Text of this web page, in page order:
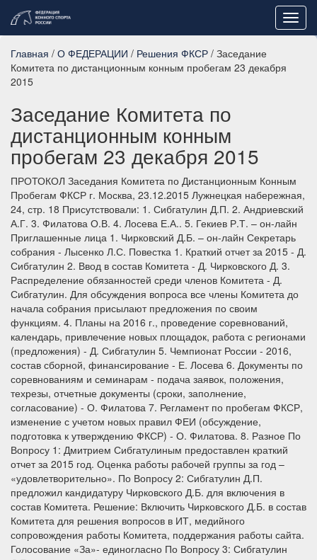
Главная / О ФЕДЕРАЦИИ / Решения ФКСР / Заседание
Комитета по дистанционным конным пробегам 23 декабря
2015
Заседание Комитета по
дистанционным конным
пробегам 23 декабря 2015
ПРОТОКОЛ Заседания Комитета по Дистанционным Конным
Пробегам ФКСР г. Москва, 23.12.2015 Лужнецкая набережная,
24, стр. 18 Присутствовали: 1. Сибгатулин Д.П. 2. Андриевский
А.Г. 3. Филатова О.В. 4. Лосева Е.А.. 5. Гекиев Р.Т. – он-лайн
Приглашенные лица 1. Чирковский Д.Б. – он-лайн Секретарь
собрания - Лысенко Л.С. Повестка 1. Краткий отчет за 2015 - Д.
Сибгатулин 2. Ввод в состав Комитета - Д. Чирковского Д. 3.
Распределение обязанностей среди членов Комитета - Д.
Сибгатулин. Для обсуждения вопроса все члены Комитета до
начала собрания присылают предложения по своим
функциям. 4. Планы на 2016 г., проведение соревнований,
календарь, привлечение новых площадок, работа с регионами
(предложения) - Д. Сибгатулин 5. Чемпионат России - 2016,
состав сборной, финансирование - Е. Лосева 6. Документы по
соревнованиям и семинарам - подача заявок, положения,
техрезы, отчетные документы (сроки, заполнение,
согласование) - О. Филатова 7. Регламент по пробегам ФКСР,
изменение с учетом новых правил ФЕИ (обсуждение,
подготовка к утверждению ФКСР) - О. Филатова. 8. Разное По
Вопросу 1: Дмитрием Сибгатулиным предоставлен краткий
отчет за 2015 год. Оценка работы рабочей группы за год –
«удовлетворительно». По Вопросу 2: Сибгатулин Д.П.
предложил кандидатуру Чирковского Д.Б. для включения в
состав Комитета. Решение: Включить Чирковского Д.Б. в состав
Комитета для решения вопросов в ИТ, медийного
сопровождения работы Комитета, поддержания работы сайта.
Голосование «За»- единогласно По Вопросу 3: Сибгатулин